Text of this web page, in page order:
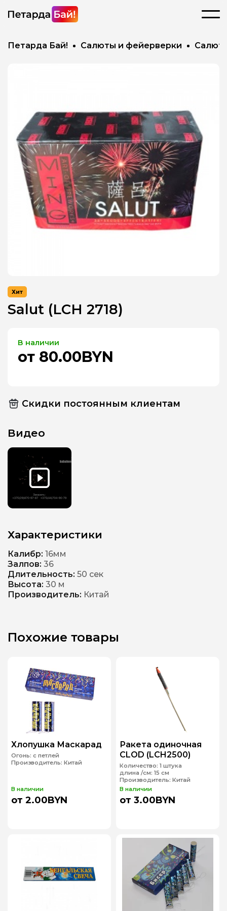
Петарда Бай! Салюты и фейерверки
Хит
Salut (LCH 2718)
В наличии
от 80.00BYN
Скидки постоянным клиентам
Видео
Характеристики
Калибр: 16мм
Залпов: 36
Длительность: 50 сек
Высота: 30 м
Производитель: Китай
Похожие товары
Хлопушка Маскарад
Огонь: с петлей
Производитель: Китай
В наличии
от 2.00BYN
Ракета одиночная
CLOD (LCH2500)
Количество: 1 штука
длина /см: 15 см
Производитель: Китай
В наличии
от 3.00BYN